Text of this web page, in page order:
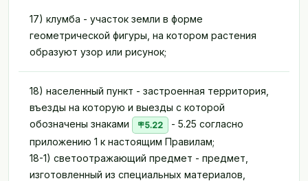
17) клумба - участок земли в форме
геометрической фигуры, на котором растения
образуют узор или рисунок;
18) населенный пункт - застроенная территория,
въезды на которую и выезды с которой
обозначены знаками
5.22
- 5.25 согласно
приложению 1 к настоящим Правилам;
18-1) светоотражающий предмет - предмет,
изготовленный из специальных материалов,